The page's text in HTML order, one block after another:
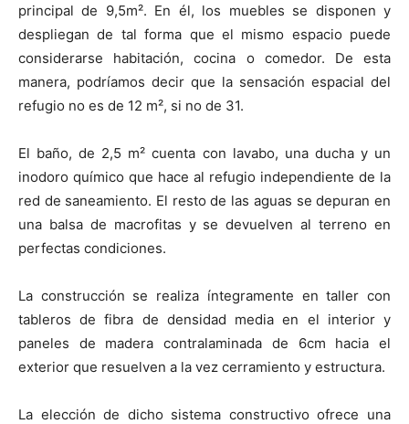
principal de 9,5m². En él, los muebles se disponen y
despliegan de tal forma que el mismo espacio puede
considerarse habitación, cocina o comedor. De esta
manera, podríamos decir que la sensación espacial del
refugio no es de 12 m², si no de 31.
El baño, de 2,5 m² cuenta con lavabo, una ducha y un
inodoro químico que hace al refugio independiente de la
red de saneamiento. El resto de las aguas se depuran en
una balsa de macrofitas y se devuelven al terreno en
perfectas condiciones.
La construcción se realiza íntegramente en taller con
tableros de fibra de densidad media en el interior y
paneles de madera contralaminada de 6cm hacia el
exterior que resuelven a la vez cerramiento y estructura.
La elección de dicho sistema constructivo ofrece una